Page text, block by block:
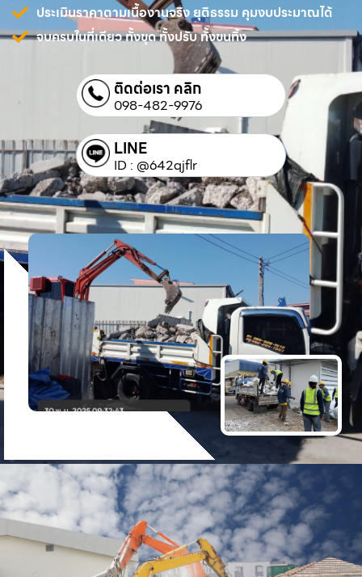
ประเมินราคาตามเนื้องานจริง ยุติธรรม คุมงบประมาณได้
จบครบในที่เดียว ทั้งขุด ทั้งปรับ ทั้งขนทิ้ง
ติดต่อเรา คลิก
098-482-9976
LINE
ID : @642qjflr